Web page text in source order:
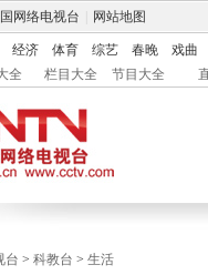
网络电视台 网站地图
经济 体育 综艺 春晚 戏曲
全 栏目大全 节目大全
台 > 科教台 > 生活